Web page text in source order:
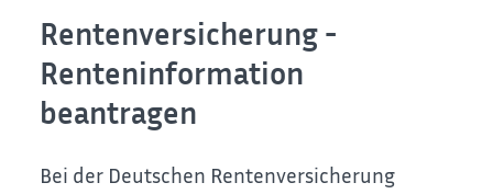
Rentenversicherung -
Renteninformation
beantragen
Bei der Deutschen Rentenversicherung